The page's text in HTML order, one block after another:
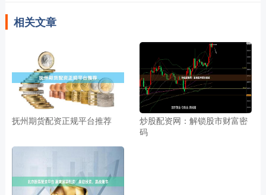
相关文章
抚州期货配资正规平台推荐
炒股配资网：解锁股市财富密
码